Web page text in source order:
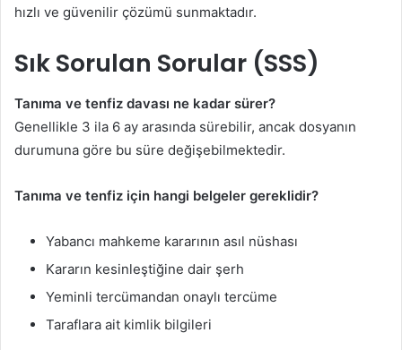
hızlı ve güvenilir çözümü sunmaktadır.
Sık Sorulan Sorular (SSS)
Tanıma ve tenfiz davası ne kadar sürer?
Genellikle 3 ila 6 ay arasında sürebilir, ancak dosyanın
durumuna göre bu süre değişebilmektedir.
Tanıma ve tenfiz için hangi belgeler gereklidir?
Yabancı mahkeme kararının asıl nüshası
Kararın kesinleştiğine dair şerh
Yeminli tercümandan onaylı tercüme
Taraflara ait kimlik bilgileri